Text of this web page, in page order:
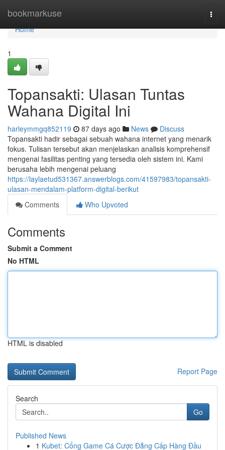
bookmarkuse
Home
Home
1
Topansakti: Ulasan Tuntas
Wahana Digital Ini
harleymmgq852119 87 days ago News
Discuss
Topansakti hadir sebagai sebuah wahana internet yang menarik
fokus. Tulisan tersebut akan menjelaskan analisis komprehensif
mengenai fasilitas penting yang tersedia oleh sistem ini. Kami
berusaha lebih mengenai peluang
https://laylaetud531367.answerblogs.com/41597983/topansakti-
ulasan-mendalam-platform-digital-berikut
Comments
Who Upvoted
Comments
Submit a Comment
No HTML
HTML is disabled
Report Page
Search
Go
Published News
1 Kubet: Cổng Game Cá Cược Đẳng Cấp Hàng Đầu